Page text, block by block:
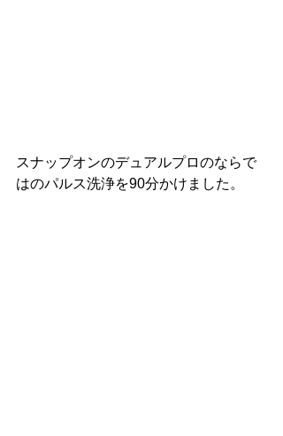
スナップオンのデュアルプロのならで
はのパルス洗浄を90分かけました。